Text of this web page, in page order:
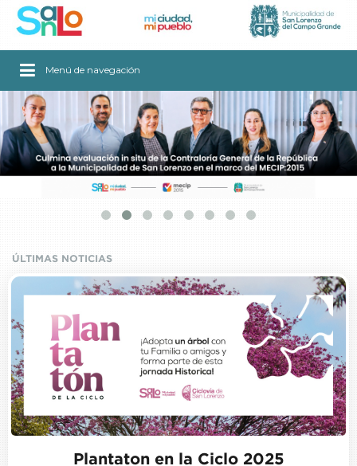
Menú de navegación
ÚLTIMAS NOTICIAS
Plantaton en la Ciclo 2025